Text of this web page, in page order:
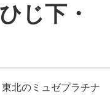
じ下・
北のミュゼプラチナ